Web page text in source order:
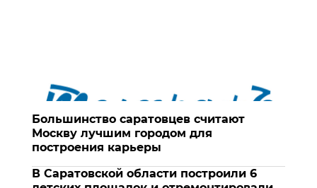
Большинство саратовцев считают
Москву лучшим городом для
построения карьеры
В Саратовской области построили 6